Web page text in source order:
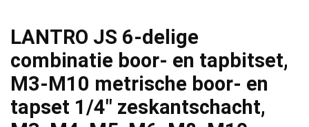
LANTRO JS 6-delige
combinatie boor- en tapbitset,
M3-M10 metrische boor- en
tapset 1/4″ zeskantschacht,